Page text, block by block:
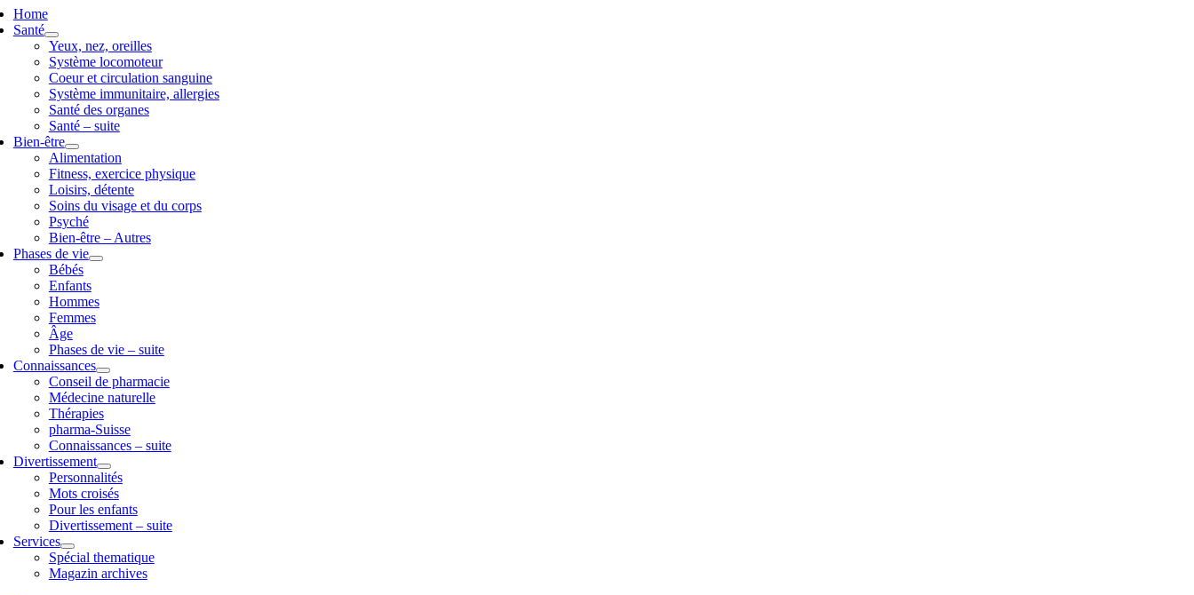
Home
Santé
Yeux, nez, oreilles
Système locomoteur
Coeur et circulation sanguine
Système immunitaire, allergies
Santé des organes
Santé – suite
Bien-être
Alimentation
Fitness, exercice physique
Loisirs, détente
Soins du visage et du corps
Psyché
Bien-être – Autres
Phases de vie
Bébés
Enfants
Hommes
Femmes
Âge
Phases de vie – suite
Connaissances
Conseil de pharmacie
Médecine naturelle
Thérapies
pharma-Suisse
Connaissances – suite
Divertissement
Personnalités
Mots croisés
Pour les enfants
Divertissement – suite
Services
Spécial thematique
Magazin archives